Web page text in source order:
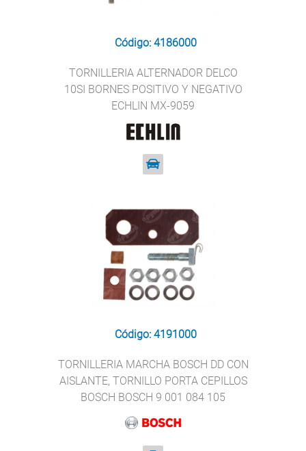
Código: 4186000
TORNILLERIA ALTERNADOR DELCO
10SI BORNES POSITIVO Y NEGATIVO
ECHLIN MX-9059
Código: 4191000
TORNILLERIA MARCHA BOSCH DD CON
AISLANTE, TORNILLO PORTA CEPILLOS
BOSCH BOSCH 9 001 084 105